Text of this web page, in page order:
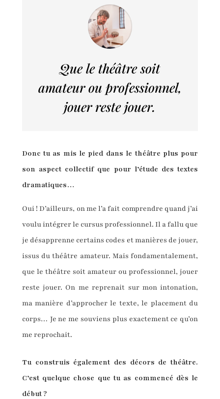
Que le théâtre soit
amateur ou professionnel,
jouer reste jouer.
Donc tu as mis le pied dans le théâtre plus pour
son aspect collectif que pour l’étude des textes
dramatiques…
Oui ! D’ailleurs, on me l’a fait comprendre quand j’ai
voulu intégrer le cursus professionnel. Il a fallu que
je désapprenne certains codes et manières de jouer,
issus du théâtre amateur. Mais fondamentalement,
que le théâtre soit amateur ou professionnel, jouer
reste jouer. On me reprenait sur mon intonation,
ma manière d’approcher le texte, le placement du
corps… Je ne me souviens plus exactement ce qu’on
me reprochait.
Tu construis également des décors de théâtre.
C’est quelque chose que tu as commencé dès le
début ?